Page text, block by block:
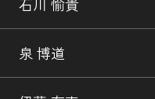
泉 博道